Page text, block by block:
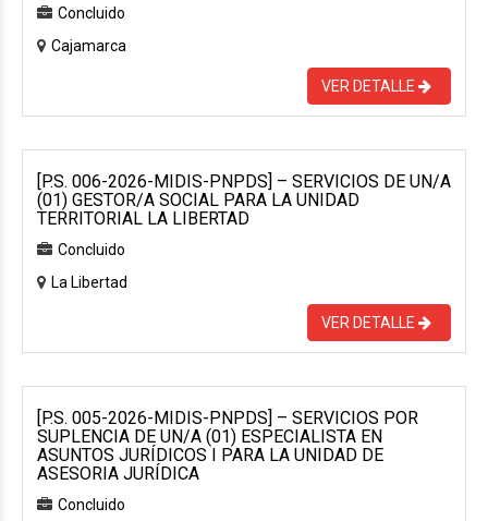
Concluido
Cajamarca
VER DETALLE
[P.S. 006-2026-MIDIS-PNPDS] – SERVICIOS DE UN/A
(01) GESTOR/A SOCIAL PARA LA UNIDAD
TERRITORIAL LA LIBERTAD
Concluido
La Libertad
VER DETALLE
[P.S. 005-2026-MIDIS-PNPDS] – SERVICIOS POR
SUPLENCIA DE UN/A (01) ESPECIALISTA EN
ASUNTOS JURÍDICOS I PARA LA UNIDAD DE
ASESORIA JURÍDICA
Concluido